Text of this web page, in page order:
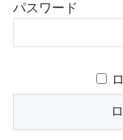
パスワード